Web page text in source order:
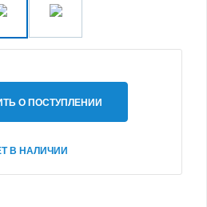
О ПОСТУПЛЕНИИ
В НАЛИЧИИ